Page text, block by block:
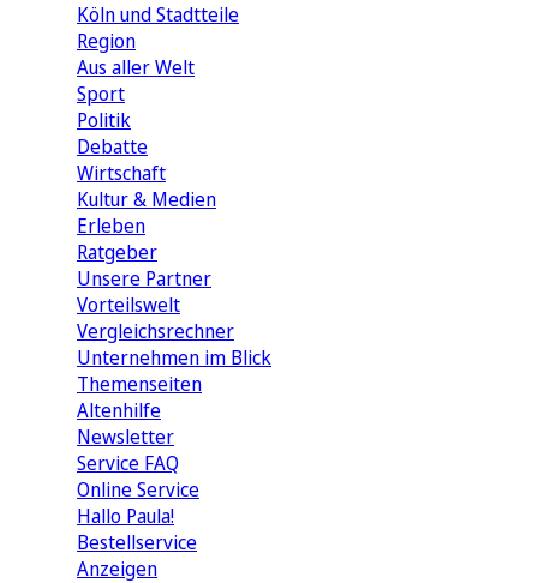
Köln und Stadtteile
Region
Aus aller Welt
Sport
Politik
Debatte
Wirtschaft
Kultur & Medien
Erleben
Ratgeber
Unsere Partner
Vorteilswelt
Vergleichsrechner
Unternehmen im Blick
Themenseiten
Altenhilfe
Newsletter
Service FAQ
Online Service
Hallo Paula!
Bestellservice
Anzeigen